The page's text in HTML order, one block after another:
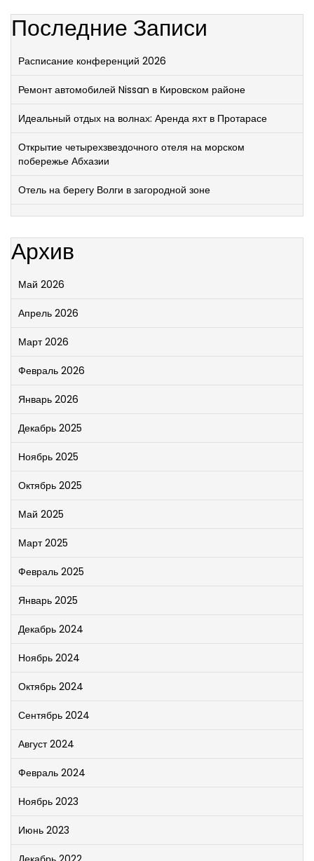
Последние Записи
Расписание конференций 2026
Ремонт автомобилей Nissan в Кировском районе
Идеальный отдых на волнах: Аренда яхт в Протарасе
Открытие четырехзвездочного отеля на морском
побережье Абхазии
Отель на берегу Волги в загородной зоне
Архив
Май 2026
Апрель 2026
Март 2026
Февраль 2026
Январь 2026
Декабрь 2025
Ноябрь 2025
Октябрь 2025
Май 2025
Март 2025
Февраль 2025
Январь 2025
Декабрь 2024
Ноябрь 2024
Октябрь 2024
Сентябрь 2024
Август 2024
Февраль 2024
Ноябрь 2023
Июнь 2023